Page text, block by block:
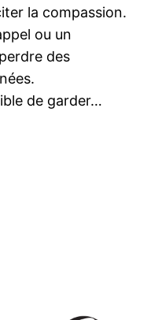
la compassion.
ou un
des
de garder…